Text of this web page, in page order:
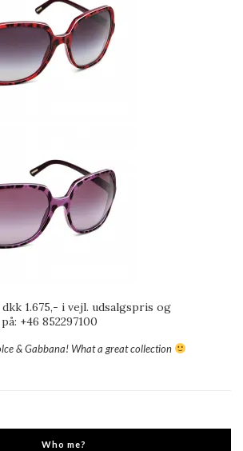
1.675,- i vejl. udsalgspris og
+46 852297100
& Gabbana! What a great collection
Who me?